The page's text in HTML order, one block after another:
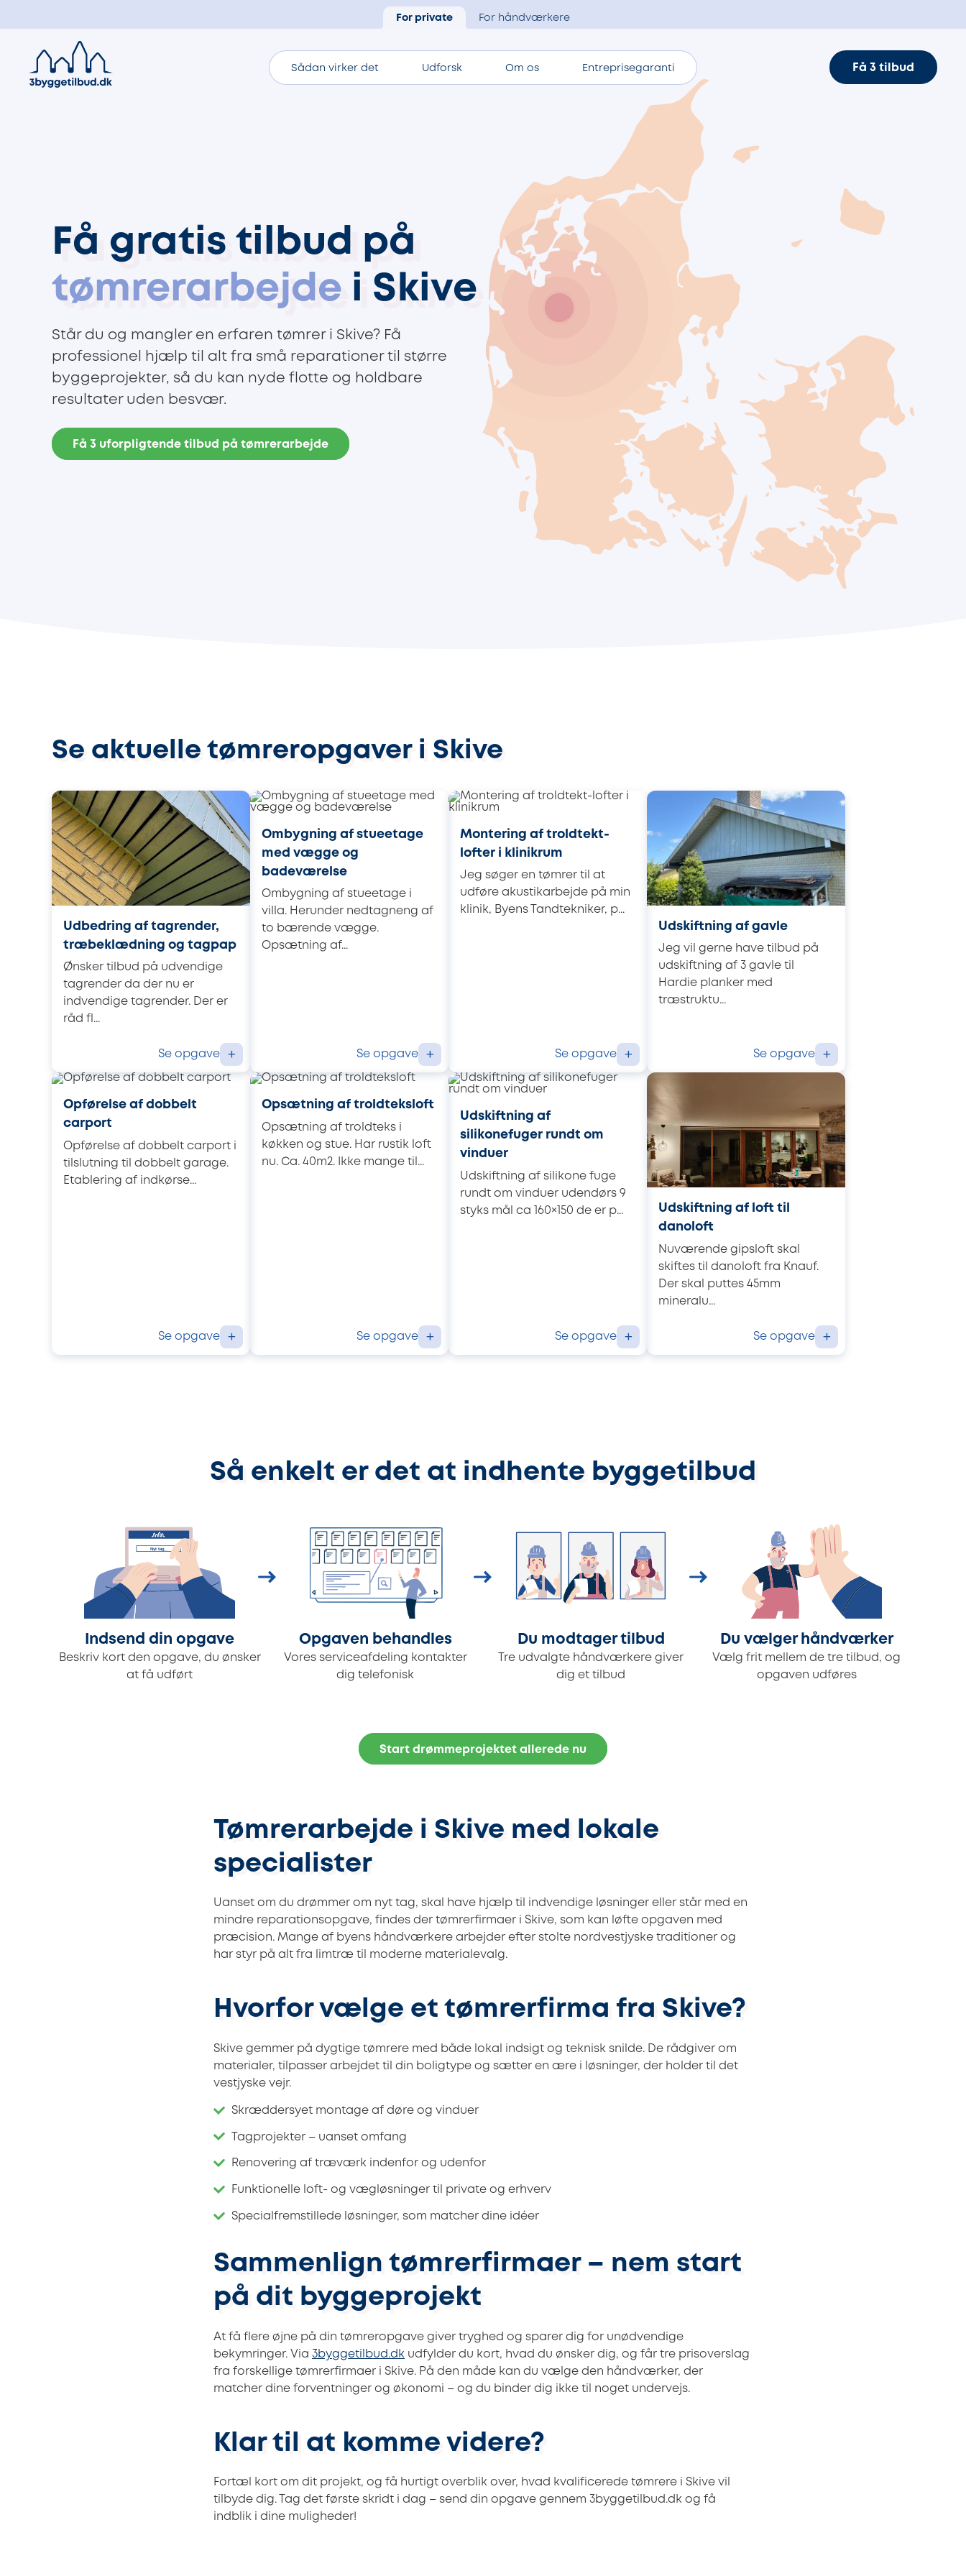
For private For håndværkere
Sådan virker det Udforsk Om os Entreprisegaranti Få 3 tilbud
Få gratis tilbud på
tømrerarbejde i Skive
Står du og mangler en erfaren tømrer i Skive? Få
professionel hjælp til alt fra små reparationer til større
byggeprojekter, så du kan nyde flotte og holdbare
resultater uden besvær.
Få 3 uforpligtende tilbud på tømrerarbejde
Se aktuelle tømreropgaver i Skive
Udbedring af tagrender,
træbeklædning og tagpap
Ønsker tilbud på udvendige
tagrender da der nu er
indvendige tagrender. Der er
råd fl...
Se opgave +
Ombygning af stueetage
med vægge og
badeværelse
Ombygning af stueetage i
villa. Herunder nedtagneng af
to bærende vægge.
Opsætning af...
Se opgave +
Montering af troldtekt-
lofter i klinikrum
Jeg søger en tømrer til at
udføre akustikarbejde på min
klinik, Byens Tandtekniker, p...
Se opgave +
Udskiftning af gavle
Jeg vil gerne have tilbud på
udskiftning af 3 gavle til
Hardie planker med
træstruktu...
Se opgave +
Opførelse af dobbelt
carport
Opførelse af dobbelt carport i
tilslutning til dobbelt garage.
Etablering af indkørse...
Se opgave +
Opsætning af troldteksloft
Opsætning af troldteks i
køkken og stue. Har rustik loft
nu. Ca. 40m2. Ikke mange til...
Se opgave +
Udskiftning af
silikonefuger rundt om
vinduer
Udskiftning af silikone fuge
rundt om vinduer udendørs 9
styks mål ca 160×150 de er p...
Se opgave +
Udskiftning af loft til
danoloft
Nuværende gipsloft skal
skiftes til danoloft fra Knauf.
Der skal puttes 45mm
mineralu...
Se opgave +
Så enkelt er det at indhente byggetilbud
Indsend din opgave
Beskriv kort den opgave, du ønsker
at få udført
Opgaven behandles
Vores serviceafdeling kontakter
dig telefonisk
Du modtager tilbud
Tre udvalgte håndværkere giver
dig et tilbud
Du vælger håndværker
Vælg frit mellem de tre tilbud, og
opgaven udføres
Start drømmeprojektet allerede nu
Tømrerarbejde i Skive med lokale
specialister
Uanset om du drømmer om nyt tag, skal have hjælp til indvendige løsninger eller står med en
mindre reparationsopgave, findes der tømrerfirmaer i Skive, som kan løfte opgaven med
præcision. Mange af byens håndværkere arbejder efter stolte nordvestjyske traditioner og
har styr på alt fra limtræ til moderne materialevalg.
Hvorfor vælge et tømrerfirma fra Skive?
Skive gemmer på dygtige tømrere med både lokal indsigt og teknisk snilde. De rådgiver om
materialer, tilpasser arbejdet til din boligtype og sætter en ære i løsninger, der holder til det
vestjyske vejr.
Skræddersyet montage af døre og vinduer
Tagprojekter – uanset omfang
Renovering af træværk indenfor og udenfor
Funktionelle loft- og vægløsninger til private og erhverv
Specialfremstillede løsninger, som matcher dine idéer
Sammenlign tømrerfirmaer – nem start
på dit byggeprojekt
At få flere øjne på din tømreropgave giver tryghed og sparer dig for unødvendige
bekymringer. Via 3byggetilbud.dk udfylder du kort, hvad du ønsker dig, og får tre prisoverslag
fra forskellige tømrerfirmaer i Skive. På den måde kan du vælge den håndværker, der
matcher dine forventninger og økonomi – og du binder dig ikke til noget undervejs.
Klar til at komme videre?
Fortæl kort om dit projekt, og få hurtigt overblik over, hvad kvalificerede tømrere i Skive vil
tilbyde dig. Tag det første skridt i dag – send din opgave gennem 3byggetilbud.dk og få
indblik i dine muligheder!